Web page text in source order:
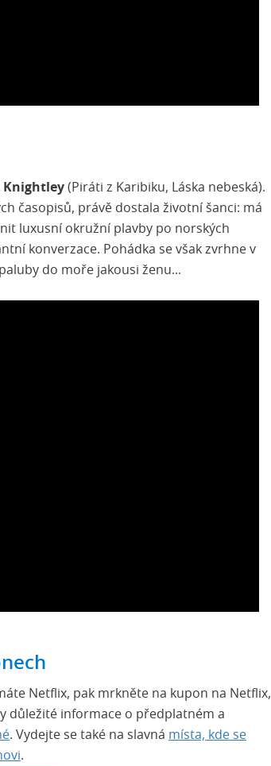
Knightley (Piráti z Karibiku, Láska nebeská).
časopisů, právě dostala životní šanci: má
luxusní okružní plavby po norských
konverzace. Pohádka se však zvrhne v
do moře jakousi ženu...
Netflix, pak mrkněte na kupon na Netflix,
důležité informace o předplatném a
. Vydejte se také na slavná místa, kde se
.